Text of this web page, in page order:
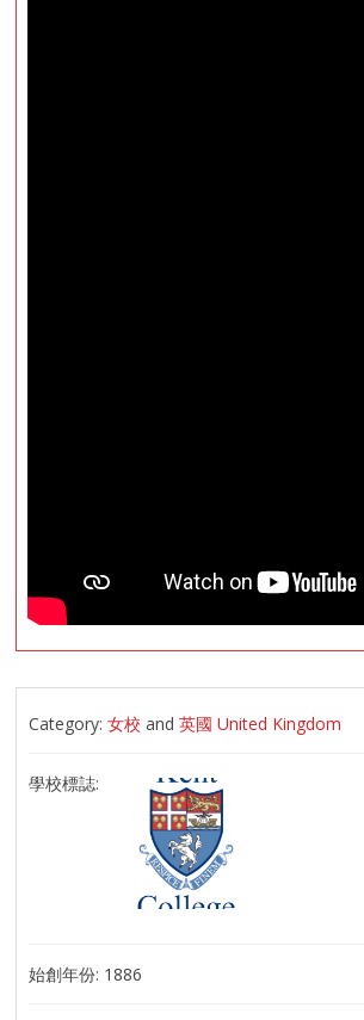
Category:女校 and英國 United Kingdom
學校標誌:
始創年份: 1886